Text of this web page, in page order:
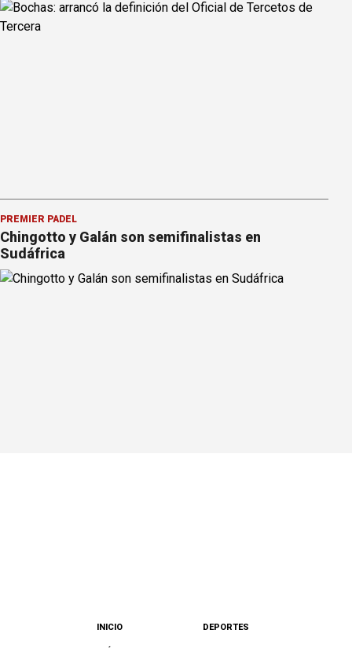
PREMIER PÁDEL
Chingotto y Galán son semifinalistas en
Sudáfrica
INICIO DEPORTES